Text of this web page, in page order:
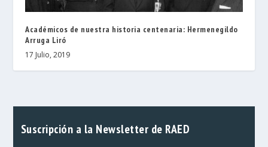
Académicos de nuestra historia centenaria: Hermenegildo
Arruga Liró
17 Julio, 2019
Suscripción a la Newsletter de RAED